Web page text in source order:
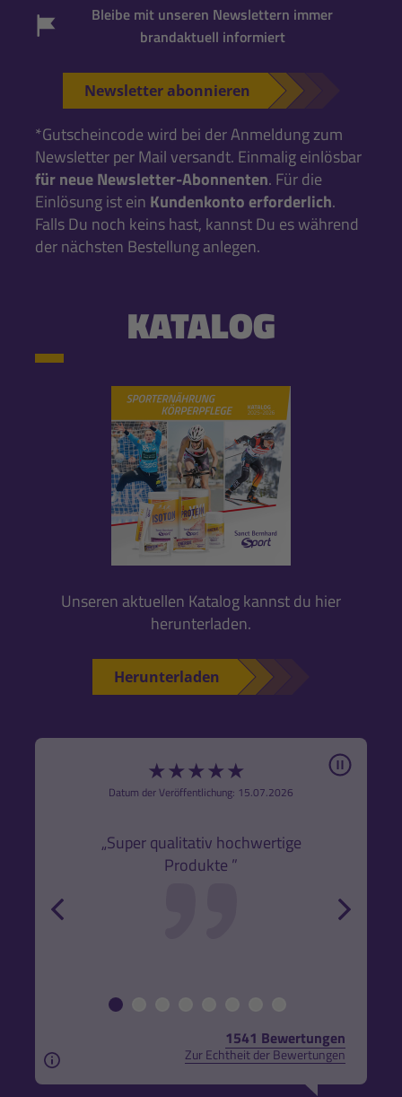
Bleibe mit unseren Newslettern immer
brandaktuell informiert
Newsletter abonnieren
*Gutscheincode wird bei der Anmeldung zum
Newsletter per Mail versandt. Einmalig einlösbar
für neue Newsletter-Abonnenten. Für die
Einlösung ist ein Kundenkonto erforderlich.
Falls Du noch keins hast, kannst Du es während
der nächsten Bestellung anlegen.
KATALOG
Unseren aktuellen Katalog kannst du hier
herunterladen.
Herunterladen
★★★★★
Datum der Veröffentlichung: 15.07.2026
„Super qualitativ hochwertige
Produkte ”
Pause
1541 Bewertungen
Zur Echtheit der Bewertungen
Aus rechtlichen Gründen weisen wir darauf hin,